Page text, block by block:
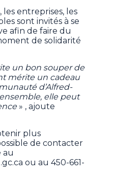
les entreprises, les
sont invités à se
afin de faire du
de solidarité
un bon souper de
mérite un cadeau
d’Alfred-
elle peut
» , ajoute
plus
de contacter
au
ou au 450-661-